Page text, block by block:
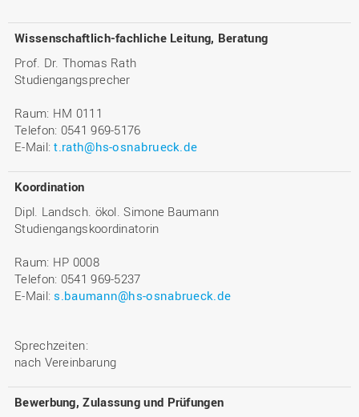
Wissenschaftlich-fachliche Leitung, Beratung
Prof. Dr. Thomas Rath
Studiengangsprecher
Raum: HM 0111
Telefon: 0541 969-5176
E-Mail:t.rath@hs-osnabrueck.de
Koordination
Dipl. Landsch. ökol. Simone Baumann
Studiengangskoordinatorin
Raum: HP 0008
Telefon: 0541 969-5237
E-Mail:s.baumann@hs-osnabrueck.de
Sprechzeiten:
nach Vereinbarung
Bewerbung, Zulassung und Prüfungen